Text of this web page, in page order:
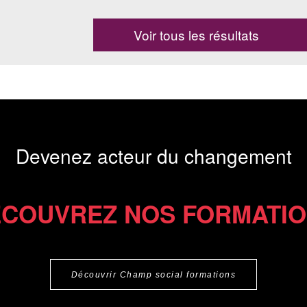
Voir tous les résultats
Devenez acteur du changement
NOS
Découvrir Champ social formations